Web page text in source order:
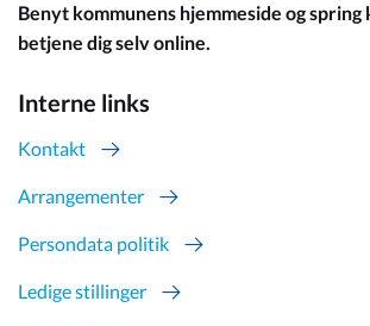
Benyt kommunens hjemmeside og
betjene dig selv online.
Interne links
Kontakt
Arrangementer
Persondata politik
Ledige stillinger